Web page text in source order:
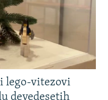
lego-vitezovi
devedesetih